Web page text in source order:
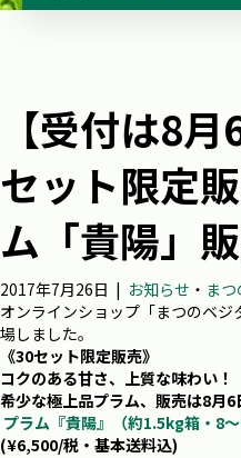
【受付は8
セット限定
ム「貴陽」
2017年7月26日 | お知らせ ・ ま
オンラインショップ「まつのベ
場しました。
《30セット限定販売》
コクのある甘さ、上質な味わい！
希少な極上品プラム、販売は8月6
プラム『貴陽』（約1.5kg箱・8～
(¥6,500/税・基本送料込)
お問い合わ